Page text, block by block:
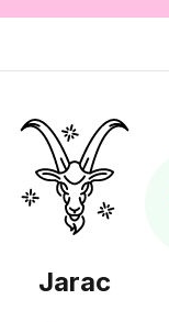
Jarac